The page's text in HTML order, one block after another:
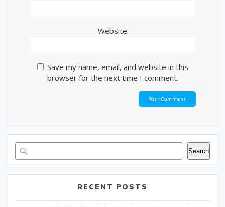
Website
Save my name, email, and website in this
browser for the next time I comment.
Search
RECENT POSTS